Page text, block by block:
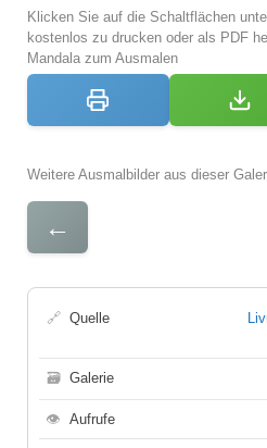
Klicken Sie auf die Schaltflächen
kostenlos zu drucken oder als PDF
Mandala zum Ausmalen
Weitere Ausmalbilder aus dieser
←
🔗 Quelle
🗃 Galerie
👁 Aufrufe